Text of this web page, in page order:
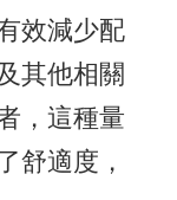
效減少配
其他相關
，這種量
舒適度，